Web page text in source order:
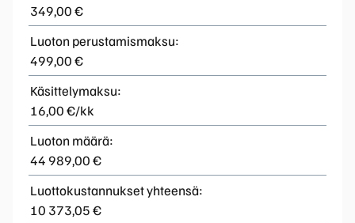
349,00 €
Luoton perustamismaksu:
499,00 €
Käsittelymaksu:
16,00 €/kk
Luoton määrä:
44 989,00 €
Luottokustannukset yhteensä:
10 373,05 €